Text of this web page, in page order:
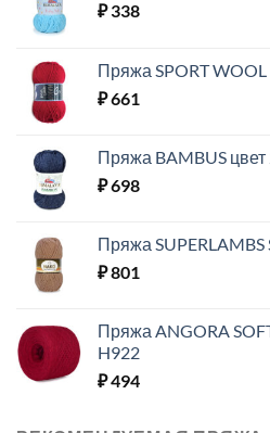
₽338
Пряжа SPORT WOOL
₽661
Пряжа BAMBUS
₽698
Пряжа SUPERLAMBS
₽801
Пряжа ANGORA
H922
₽494